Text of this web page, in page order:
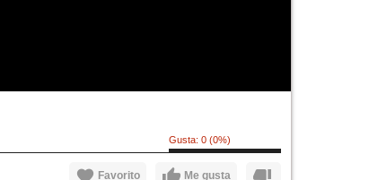
Gusta: 0 (0%)
Me gusta
Favorito